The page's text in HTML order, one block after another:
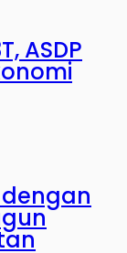
ASDP
dengan